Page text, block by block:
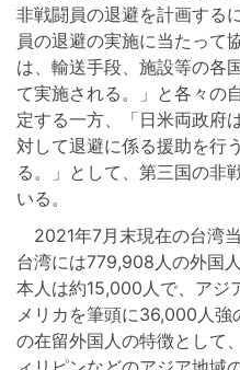
非戦闘員の退避を計画する
員の退避の実施に当たって
は、輸送手段、施設等の各
て実施される。」と各々の
定する一方、「日米両政府
対して退避に係る援助を行
る。」として、第三国の非
いる。
2021年7月末現在の台湾
台湾には779,908人の外国
本人は約15,000人で、アジ
メリカを筆頭に36,000人
の在留外国人の特徴として